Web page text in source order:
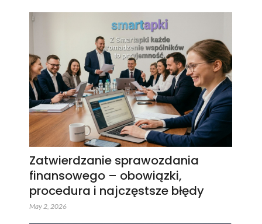
Zatwierdzanie sprawozdania
finansowego – obowiązki,
procedura i najczęstsze błędy
May 2, 2026